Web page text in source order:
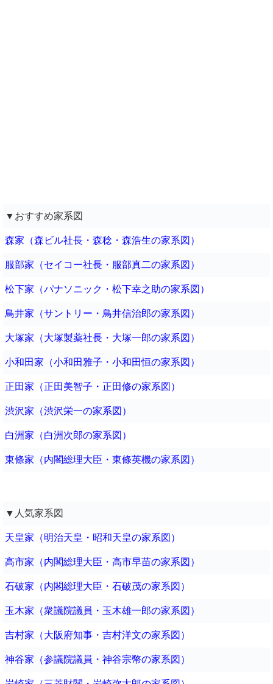
▼おすすめ家系図
森家（森ビル社長・森稔・森浩生の家系図）
服部家（セイコー社長・服部真二の家系図）
松下家（パナソニック・松下幸之助の家系図）
鳥井家（サントリー・鳥井信治郎の家系図）
大塚家（大塚製薬社長・大塚一郎の家系図）
小和田家（小和田雅子・小和田恒の家系図）
正田家（正田美智子・正田修の家系図）
渋沢家（渋沢栄一の家系図）
白洲家（白洲次郎の家系図）
東條家（内閣総理大臣・東條英機の家系図）
▼人気家系図
天皇家（明治天皇・昭和天皇の家系図）
高市家（内閣総理大臣・高市早苗の家系図）
石破家（内閣総理大臣・石破茂の家系図）
玉木家（衆議院議員・玉木雄一郎の家系図）
吉村家（大阪府知事・吉村洋文の家系図）
神谷家（参議院議員・神谷宗幣の家系図）